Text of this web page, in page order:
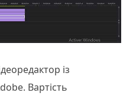
із
Вартість